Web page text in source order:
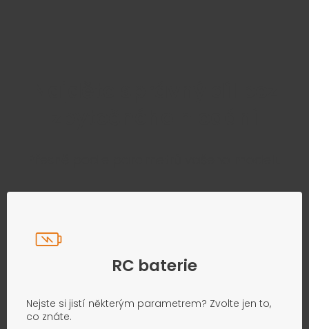
RC baterie
Nejste si jistí některým parametrem? Zvolte jen to,
co znáte.